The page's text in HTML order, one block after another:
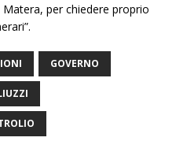
per chiedere proprio
GOVERNO